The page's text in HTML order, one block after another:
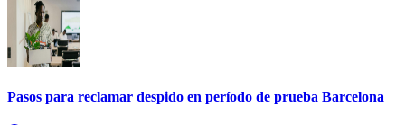
Pasos para reclamar despido en período de prueba Barcelona